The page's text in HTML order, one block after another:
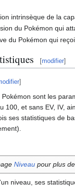
intrinsèque de la
du Pokémon qui
du Pokémon qui
[modifier]
]
sont les
100, et sans EV, IV,
ses statistiques de
Niveau pour plus
niveau, ses